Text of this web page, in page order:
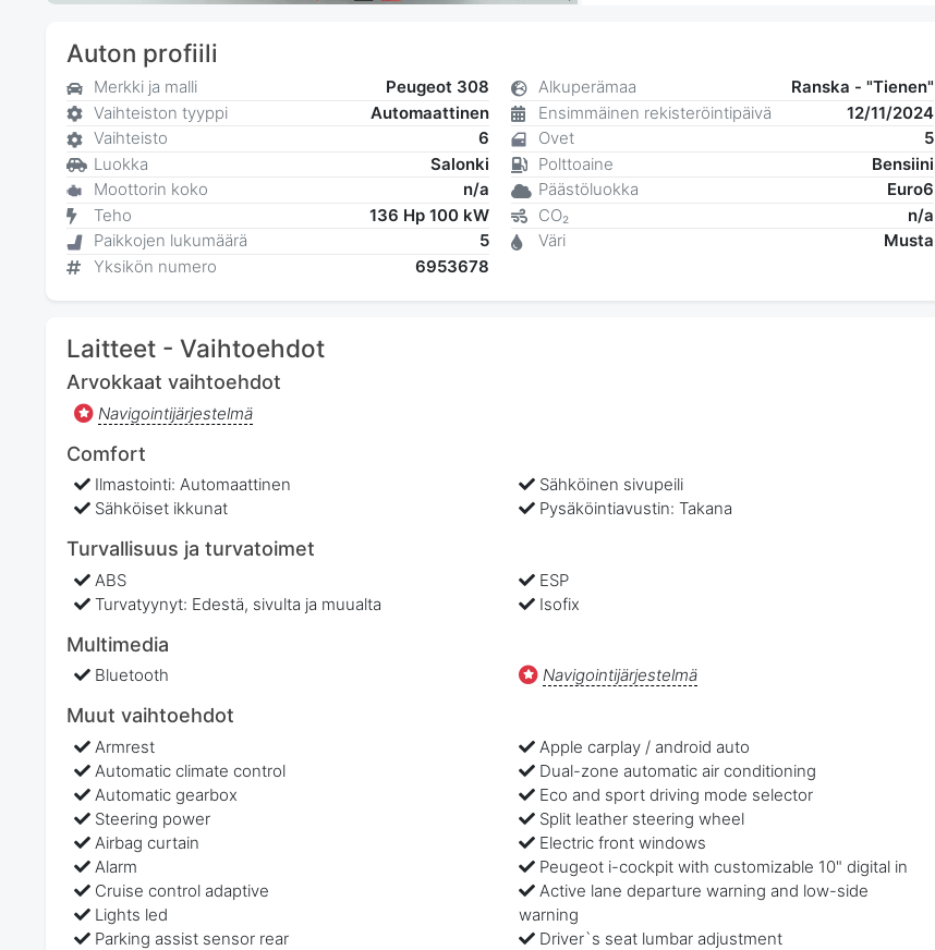
Auton profiili
Merkki ja malli
Peugeot 308
Vaihteiston tyyppi
Automaattinen
Vaihteisto
6
Luokka
Salonki
Moottorin koko
n/a
Teho
136 Hp 100 kW
Paikkojen lukumäärä
5
Yksikön numero
6953678
Alkuperämaa
Ranska - "Tienen"
Ensimmäinen rekisteröintipäivä
12/11/2024
Ovet
5
Polttoaine
Bensiini
Päästöluokka
Euro6
CO₂
n/a
Väri
Musta
Laitteet - Vaihtoehdot
Arvokkaat vaihtoehdot
Navigointijärjestelmä
Comfort
Ilmastointi: Automaattinen
Sähköinen sivupeili
Sähköiset ikkunat
Pysäköintiavustin: Takana
Turvallisuus ja turvatoimet
ABS
ESP
Turvatyynyt: Edestä, sivulta ja muualta
Isofix
Multimedia
Bluetooth Navigointijärjestelmä
Muut vaihtoehdot
Armrest
Automatic climate control
Automatic gearbox
Steering power
Airbag curtain
Alarm
Cruise control adaptive
Lights led
Parking assist sensor rear
Apple carplay / android auto
Dual-zone automatic air conditioning
Eco and sport driving mode selector
Split leather steering wheel
Electric front windows
Peugeot i-cockpit with customizable 10" digital in
Active lane departure warning and low-side
warning
Driver`s seat lumbar adjustment